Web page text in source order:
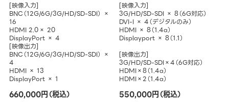
[映像入力]
BNC（12G/6G/3G/HD/SD-SDI） ×
16
HDMI 2.0× 20
DisplayPort × 4
[映像出力]
BNC（12G/6G/3G/HD/SD-SDI） ×
4
HDMI × 13
DisplayPort × 1
660,000円（税込）
[映像入力]
3G/HD/SD-SDI × 8（6G対応）
DVI-I × 4（デジタルのみ）
HDMI × 8（1.4a）
Displayport × 8（1.1）
[映像出力]
3G/HD/SD-SDI×4（6G対応）
HDMI×8（1.4a）
HDMI×2（1.4a）
550,000円（税込）